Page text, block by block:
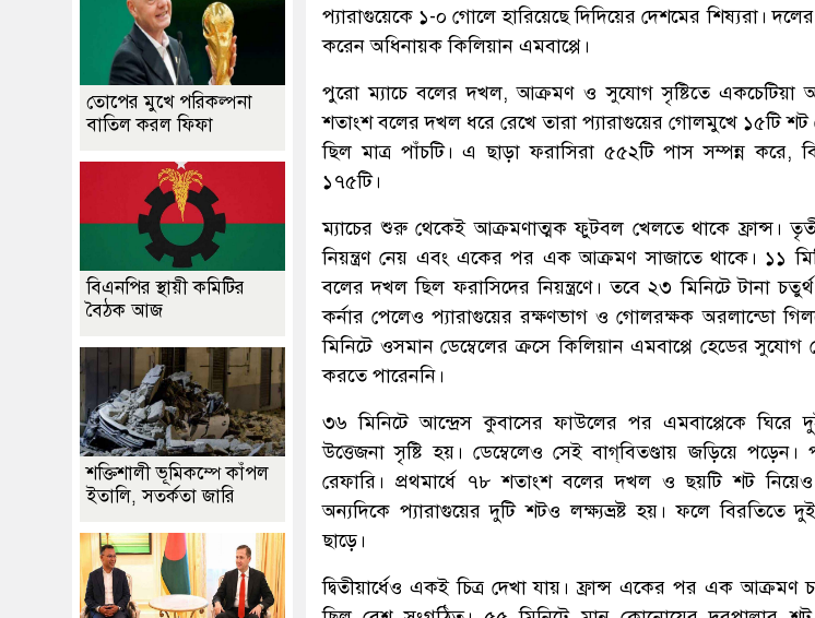
প্যারাগুয়েকে ১-০ গোলে হারিয়েছে দিদিয়ের দেশমের শিষ্যরা।
করেন অধিনায়ক কিলিয়ান এমবাপ্পে।
পুরো ম্যাচে বলের দখল, আক্রমণ ও সুযোগ সৃষ্টিতে একচেটিয়া
শতাংশ বলের দখল ধরে রেখে তারা প্যারাগুয়ের গোলমুখে ১৫টি শট
ছিল মাত্র পাঁচটি। এ ছাড়া ফরাসিরা ৫৫২টি পাস সম্পন্ন করে,
১৭৫টি।
ম্যাচের শুরু থেকেই আক্রমণাত্মক ফুটবল খেলতে থাকে ফ্রান্স।
নিয়ন্ত্রণ নেয় এবং একের পর এক আক্রমণ সাজাতে থাকে। ১১
বলের দখল ছিল ফরাসিদের নিয়ন্ত্রণে। তবে ২৩ মিনিটে টানা
কর্নার পেলেও প্যারাগুয়ের রক্ষণভাগ ও গোলরক্ষক অরলান্ডো
মিনিটে ওসমান ডেম্বেলের ক্রসে কিলিয়ান এমবাপ্পে হেডের
করতে পারেননি।
৩৬ মিনিটে আন্দ্রেস কুবাসের ফাউলের পর এমবাপ্পেকে ঘিরে
উত্তেজনা সৃষ্টি হয়। ডেম্বেলেও সেই বাগ্‌বিতণ্ডায় জড়িয়ে পড়েন।
রেফারি। প্রথমার্ধে ৭৮ শতাংশ বলের দখল ও ছয়টি শট নিয়েও
অন্যদিকে প্যারাগুয়ের দুটি শটও লক্ষ্যভ্রষ্ট হয়। ফলে
ছাড়ে।
দ্বিতীয়ার্ধেও একই চিত্র দেখা যায়। ফ্রান্স একের পর এক আক্রমণ
তোপের মুখে পরিকল্পনা
বাতিল করল ফিফা
বিএনপির স্থায়ী কমিটির
বৈঠক আজ
শক্তিশালী ভূমিকম্পে কাঁপল
ইতালি, সতর্কতা জারি